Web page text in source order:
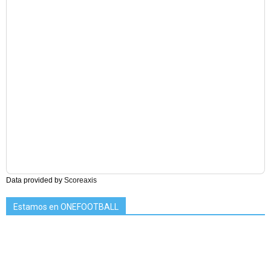
Data provided by Scoreaxis
Estamos en ONEFOOTBALL